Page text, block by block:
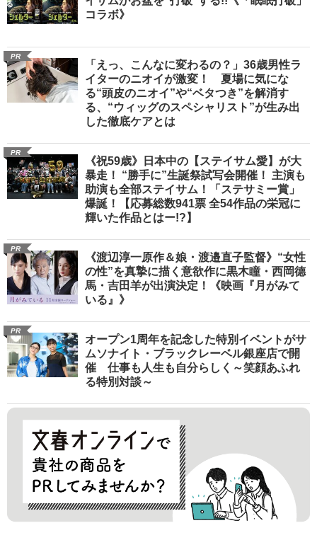
コラボ》
PR
「えっ、こんなに変わるの？」36歳男性ラ
イターのニオイが激変！ 夏場に気にな
る“頭皮のニオイ”や“ベタつき”を解消す
る、“ウィッグのスペシャリスト”が生み出
した徹底ケアとは
PR
《祝59歳》日本中の【ステイサム愛】が大
暴走！ “勝手に”生誕祭試写会開催！ 主演も
助演も全部ステイサム！「ステサミー賞」
爆誕！【応募総数941票 全54作品の栄冠に
輝いた作品とはー!?】
PR
《渡辺淳一原作＆娘・渡邉直子監督》“女性
の性”を真摯に描く意欲作に黒木瞳・西岡德
馬・吉田羊が出演決定！《映画『月がみて
いる』》
PR
オープン1周年を記念した特別イベントがサ
ムソナイト・ブラックレーベル銀座店で開
催 仕事も人生も自分らしく～笑顔あふれ
る特別対談～